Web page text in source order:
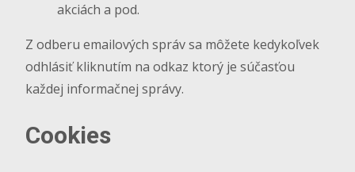
akciách a pod.
Z odberu emailových správ sa môžete kedykoľvek
odhlásiť kliknutím na odkaz ktorý je súčasťou
každej informačnej správy.
Cookies